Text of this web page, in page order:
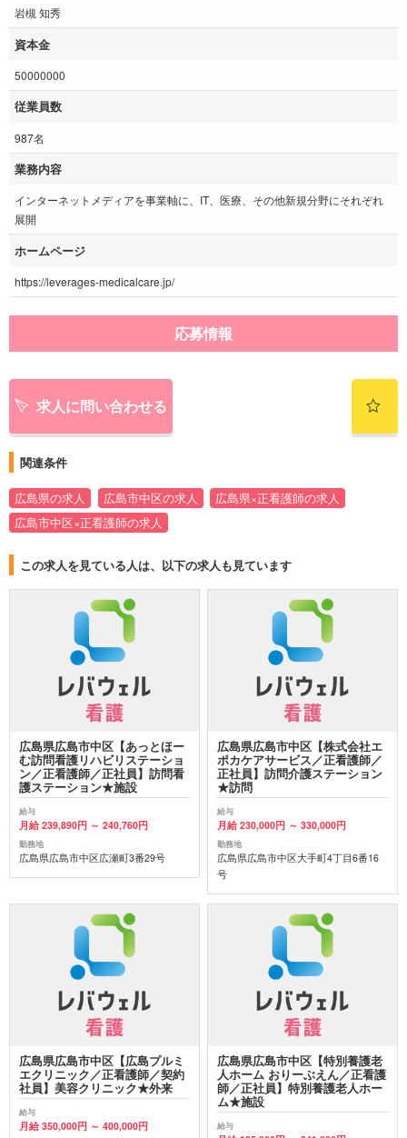
岩槻 知秀
資本金
50000000
従業員数
987名
業務内容
インターネットメディアを事業軸に、IT、医療、その他新規分野にそれぞれ
展開
ホームページ
https://leverages-medicalcare.jp/
応募情報
求人に問い合わせる
関連条件
広島県の求人 広島市中区の求人
広島県×正看護師の求人
広島市中区×正看護師の求人
この求人を見ている人は、以下の求人も見ています
広島県広島市中区【あっとほー
む訪問看護リハビリステーショ
ン／正看護師／正社員】訪問看
護ステーション★施設
給与
月給 239,890円 ～ 240,760円
勤務地
広島県広島市中区広瀬町3番29号
広島県広島市中区【株式会社エ
ポカケアサービス／正看護師／
正社員】訪問介護ステーション
★訪問
給与
月給 230,000円 ～ 330,000円
勤務地
広島県広島市中区大手町4丁目6番16
号
広島県広島市中区【広島プルミ
エクリニック／正看護師／契約
社員】美容クリニック★外来
給与
月給 350,000円 ～ 400,000円
広島県広島市中区【特別養護老
人ホーム おりーぶえん／正看護
師／正社員】特別養護老人ホー
ム★施設
給与